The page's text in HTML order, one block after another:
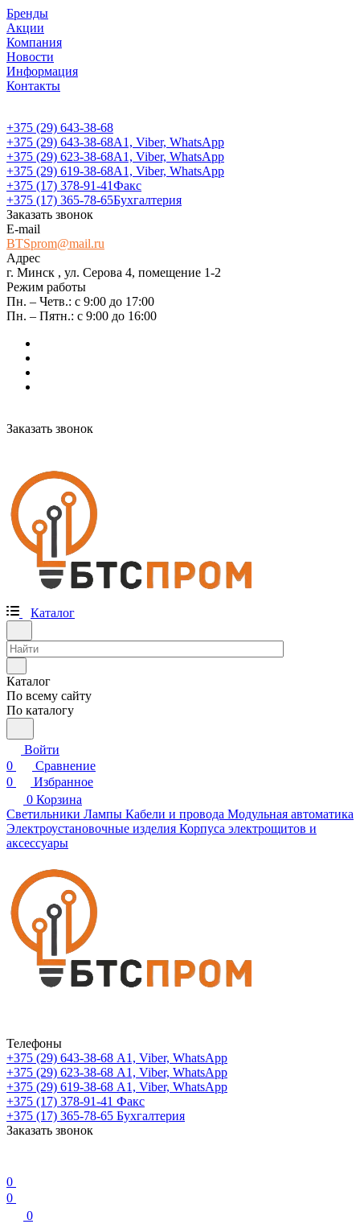
Бренды
Акции
Компания
Новости
Информация
Контакты
+375 (29) 643-38-68
+375 (29) 643-38-68А1, Viber, WhatsApp
+375 (29) 623-38-68А1, Viber, WhatsApp
+375 (29) 619-38-68А1, Viber, WhatsApp
+375 (17) 378-91-41Факс
+375 (17) 365-78-65Бухгалтерия
Заказать звонок
E-mail
BTSprom@mail.ru
Адрес
г. Минск , ул. Серова 4, помещение 1-2
Режим работы
Пн. – Четв.: с 9:00 до 17:00
Пн. – Пятн.: с 9:00 до 16:00
Заказать звонок
Каталог
Каталог
По всему сайту
По каталогу
Войти
0
Сравнение
0
Избранное
0 Корзина
Светильники Лампы Кабели и провода Модульная автоматика
Электроустановочные изделия Корпуса электрощитов и
аксессуары
Телефоны
+375 (29) 643-38-68 А1, Viber, WhatsApp
+375 (29) 623-38-68 А1, Viber, WhatsApp
+375 (29) 619-38-68 А1, Viber, WhatsApp
+375 (17) 378-91-41 Факс
+375 (17) 365-78-65 Бухгалтерия
Заказать звонок
0
0
0